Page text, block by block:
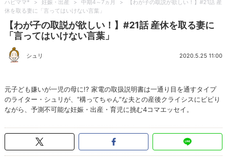
ハピママ* > 妊娠・出産 > 中期4～7ヵ月 >
【わが子の取説が欲しい！】#21話 産
休を取る妻に「言ってはいけない言葉」
【わが子の取説が欲しい！】#21話 産休を取る妻に
「言ってはいけない言葉」
シュリ 2020.5.25 11:00
元子ども嫌いが一児の母に!? 家電の取扱説明書は一通り目を通すタイプ
のライター・シュリが、“構ってちゃん”な夫との産後クライシスにビビり
ながら、予測不可能な妊娠・出産・育児に挑む4コマエッセイ。